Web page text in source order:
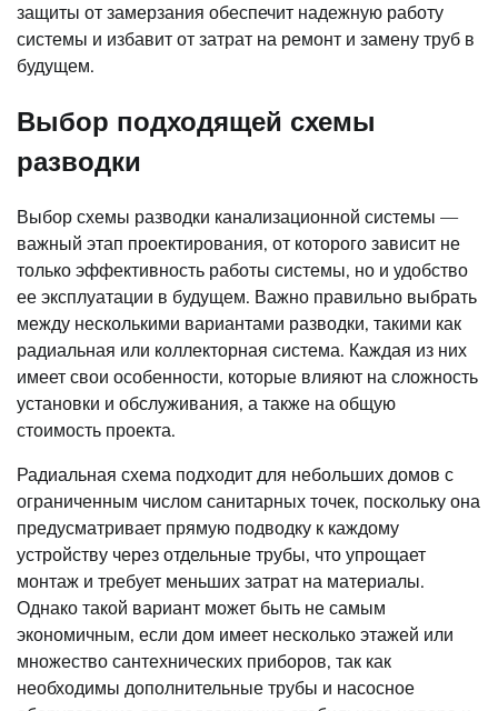
защиты от замерзания обеспечит надежную работу
системы и избавит от затрат на ремонт и замену труб в
будущем.
Выбор подходящей схемы
разводки
Выбор схемы разводки канализационной системы —
важный этап проектирования, от которого зависит не
только эффективность работы системы, но и удобство
ее эксплуатации в будущем. Важно правильно выбрать
между несколькими вариантами разводки, такими как
радиальная или коллекторная система. Каждая из них
имеет свои особенности, которые влияют на сложность
установки и обслуживания, а также на общую
стоимость проекта.
Радиальная схема подходит для небольших домов с
ограниченным числом санитарных точек, поскольку она
предусматривает прямую подводку к каждому
устройству через отдельные трубы, что упрощает
монтаж и требует меньших затрат на материалы.
Однако такой вариант может быть не самым
экономичным, если дом имеет несколько этажей или
множество сантехнических приборов, так как
необходимы дополнительные трубы и насосное